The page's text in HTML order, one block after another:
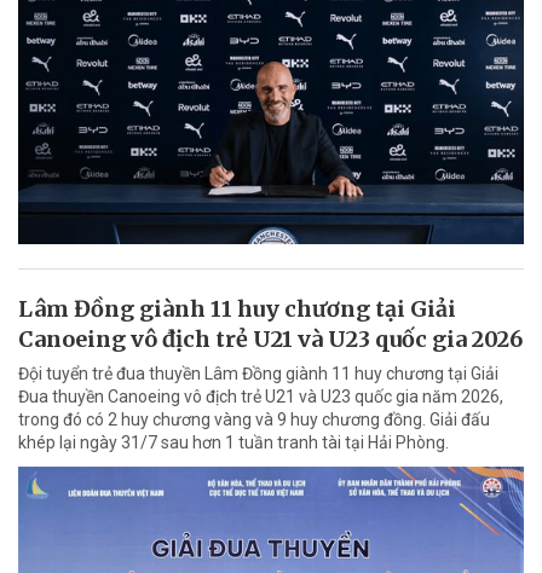
Lâm Đồng giành 11 huy chương tại Giải
Canoeing vô địch trẻ U21 và U23 quốc gia 2026
Đội tuyển trẻ đua thuyền Lâm Đồng giành 11 huy chương tại Giải
Đua thuyền Canoeing vô địch trẻ U21 và U23 quốc gia năm 2026,
trong đó có 2 huy chương vàng và 9 huy chương đồng. Giải đấu
khép lại ngày 31/7 sau hơn 1 tuần tranh tài tại Hải Phòng.